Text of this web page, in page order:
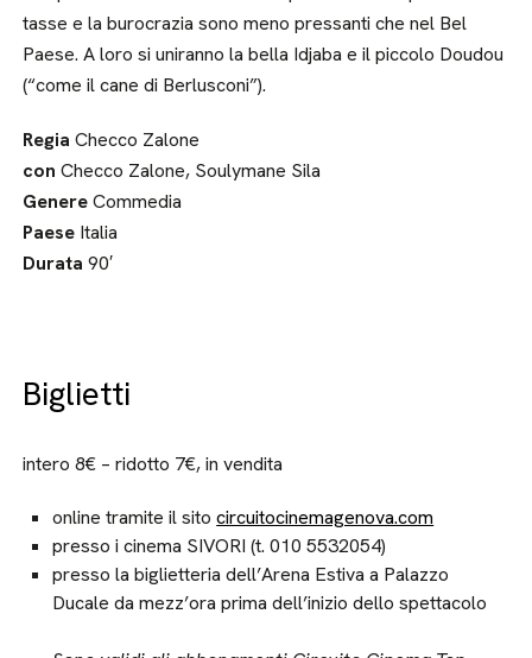
tasse e la burocrazia sono meno pressanti che nel Bel
Paese. A loro si uniranno la bella Idjaba e il piccolo Doudou
(“come il cane di Berlusconi”).
Regia Checco Zalone
conChecco Zalone, Soulymane Sila
GenereCommedia
Paese Italia
Durata90′
Biglietti
intero 8€ – ridotto 7€, in vendita
online tramite il sitocircuitocinemagenova.com
presso i cinema SIVORI (t. 010 5532054)
presso la biglietteria dell’Arena Estiva a Palazzo
Ducale da mezz’ora prima dell’inizio dello spettacolo